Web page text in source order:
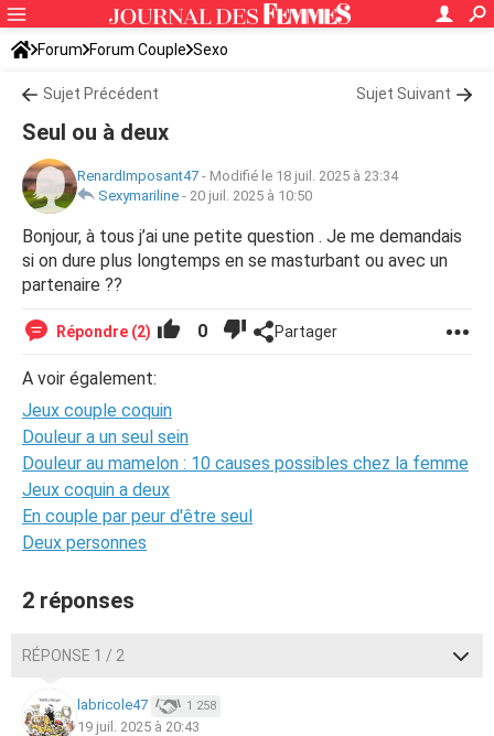
Forum Forum Couple Sexo
Sujet Précédent Sujet Suivant
Seul ou à deux
RenardImposant47 - Modifié le 18 juil. 2025 à 23:34
Sexymariline - 20 juil. 2025 à 10:50
Bonjour, à tous j’ai une petite question . Je me demandais
si on dure plus longtemps en se masturbant ou avec un
partenaire ??
Répondre (2) 0 Partager
A voir également:
Jeux couple coquin
Douleur a un seul sein
Douleur au mamelon : 10 causes possibles chez la femme
Jeux coquin a deux
En couple par peur d'être seul
Deux personnes
2 réponses
RÉPONSE 1 / 2
labricole47 1 258
19 juil. 2025 à 20:43